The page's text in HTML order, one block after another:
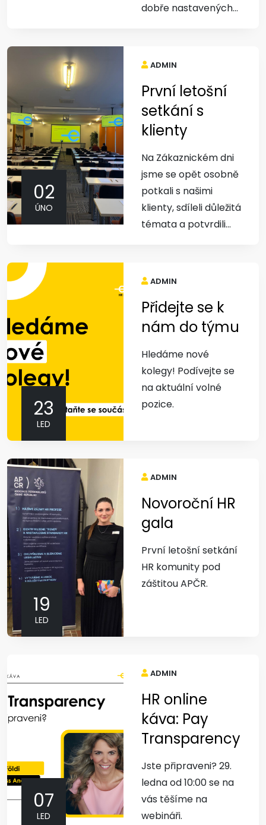
dobře nastavených...
02
ÚNO
ADMIN
První letošní
setkání s
klienty
Na Zákaznickém dni
jsme se opět osobně
potkali s našimi
klienty, sdíleli důležitá
témata a potvrdili...
23
LED
ADMIN
Přidejte se k
nám do týmu
Hledáme nové
kolegy! Podívejte se
na aktuální volné
pozice.
19
LED
ADMIN
Novoroční HR
gala
První letošní setkání
HR komunity pod
záštitou APČR.
07
LED
ADMIN
HR online
káva: Pay
Transparency
Jste připraveni? 29.
ledna od 10:00 se na
vás těšíme na
webináři.